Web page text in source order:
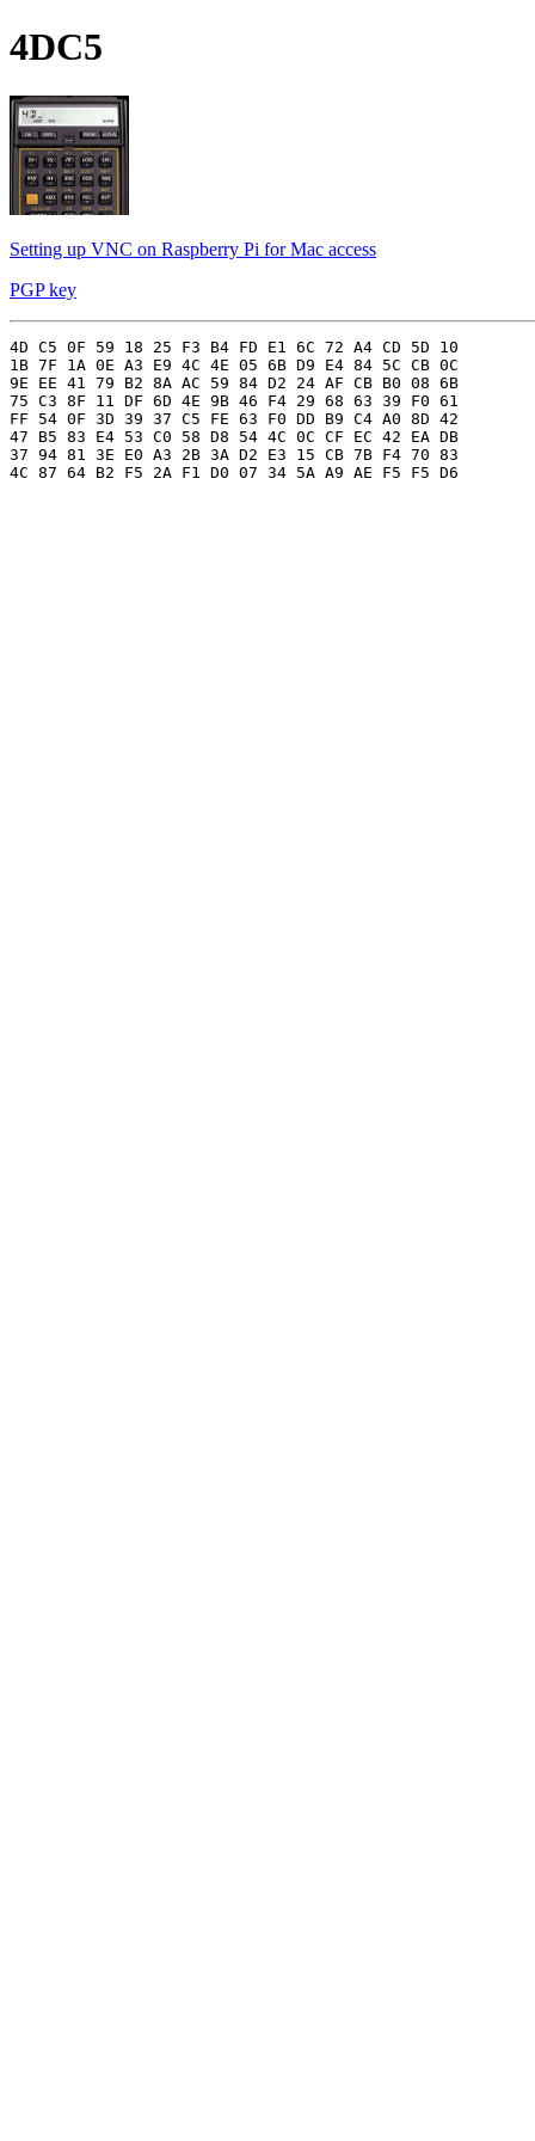
4DC5
Setting up VNC on Raspberry Pi for Mac access
PGP key
4D C5 0F 59 18 25 F3 B4 FD E1 6C 72 A4 CD 5D 10
1B 7F 1A 0E A3 E9 4C 4E 05 6B D9 E4 84 5C CB 0C
9E EE 41 79 B2 8A AC 59 84 D2 24 AF CB B0 08 6B
75 C3 8F 11 DF 6D 4E 9B 46 F4 29 68 63 39 F0 61
FF 54 0F 3D 39 37 C5 FE 63 F0 DD B9 C4 A0 8D 42
47 B5 83 E4 53 C0 58 D8 54 4C 0C CF EC 42 EA DB
37 94 81 3E E0 A3 2B 3A D2 E3 15 CB 7B F4 70 83